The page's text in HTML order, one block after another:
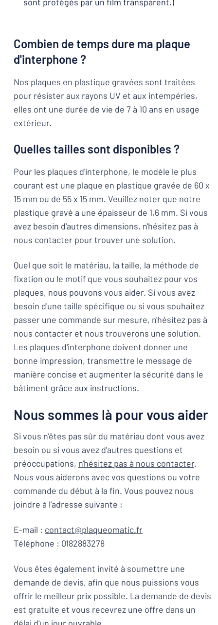
Combien de temps dure ma plaque
d'interphone ?
Nos plaques en plastique gravées sont traitées
pour résister aux rayons UV et aux intempéries,
elles ont une durée de vie de 7 à 10 ans en usage
extérieur.
Quelles tailles sont disponibles ?
Pour les plaques d'interphone, le modèle le plus
courant est une plaque en plastique gravée de 60 x
15 mm ou de 55 x 15 mm. Veuillez noter que notre
plastique gravé a une épaisseur de 1,6 mm. Si vous
avez besoin d'autres dimensions, n'hésitez pas à
nous contacter pour trouver une solution.
Quel que soit le matériau, la taille, la méthode de
fixation ou le motif que vous souhaitez pour vos
plaques, nous pouvons vous aider. Si vous avez
besoin d'une taille spécifique ou si vous souhaitez
passer une commande sur mesure, n'hésitez pas à
nous contacter et nous trouverons une solution.
Les plaques d'interphone doivent donner une
bonne impression, transmettre le message de
manière concise et augmenter la sécurité dans le
bâtiment grâce aux instructions.
Nous sommes là pour vous aider
Si vous n'êtes pas sûr du matériau dont vous avez
besoin ou si vous avez d'autres questions et
préoccupations, n'hésitez pas à nous contacter.
Nous vous aiderons avec vos questions ou votre
commande du début à la fin. Vous pouvez nous
joindre à l'adresse suivante :
E-mail : contact@plaqueomatic.fr
Téléphone : 0182883278
Vous êtes également invité à soumettre une
demande de devis, afin que nous puissions vous
offrir le meilleur prix possible. La demande de devis
est gratuite et vous recevrez une offre dans un